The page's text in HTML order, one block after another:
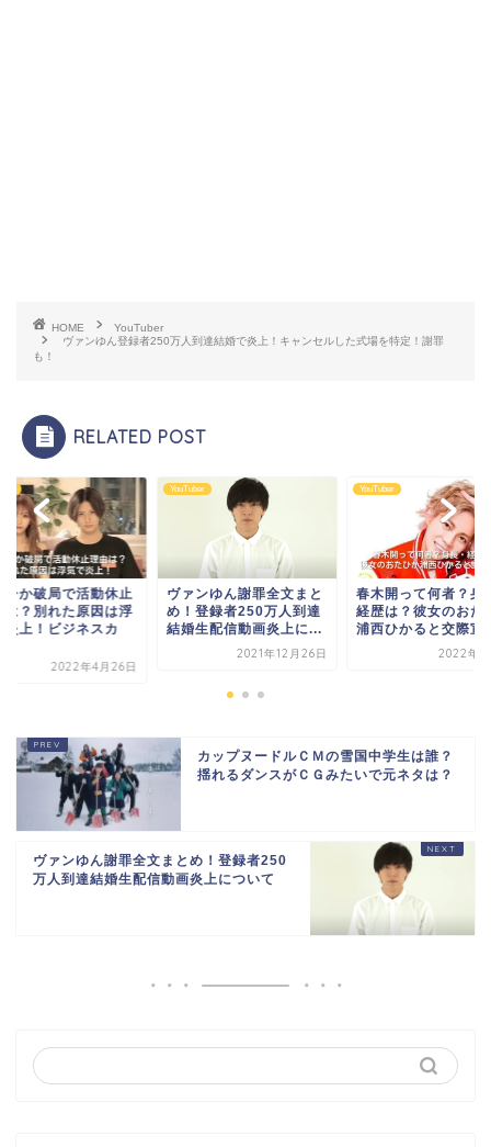
HOME
YouTuber
ヴァンゆん登録者250万人到達結婚で炎上！キャンセルした式場を特定！謝罪
も！
RELATED POST
ひか破局で活動休止
は？別れた原因は浮
炎上！ビジネスカ
2022年4月26日
YouTuber
ヴァンゆん謝罪全文まと
め！登録者250万人到達
結婚生配信動画炎上に...
2021年12月26日
YouTuber
春木開って何者？身
経歴は？彼女のおた
浦西ひかると交際宣
2022年5
カップヌードルＣＭの雪国中学生は誰？
揺れるダンスがＣＧみたいで元ネタは？
ヴァンゆん謝罪全文まとめ！登録者250
万人到達結婚生配信動画炎上について